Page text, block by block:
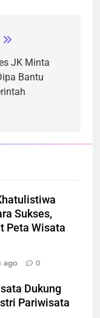
JK Minta
Bantu
Sukses,
Peta Wisata
ago 0
Dukung
Pariwisata